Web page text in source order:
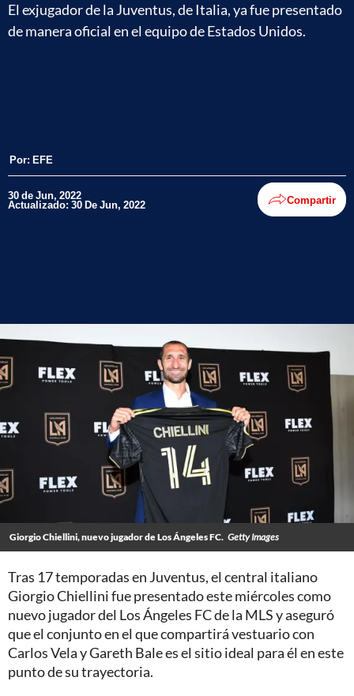
El exjugador de la Juventus, de Italia, ya fue presentado
de manera oficial en el equipo de Estados Unidos.
Por: EFE
30 de Jun, 2022
Actualizado: 30 De Jun, 2022 Compartir
Giorgio Chiellini, nuevo jugador de Los Ángeles FC. Getty Images
Tras 17 temporadas en Juventus, el central italiano
Giorgio Chiellini fue presentado este miércoles como
nuevo jugador del Los Ángeles FC de la MLS y aseguró
que el conjunto en el que compartirá vestuario con
Carlos Vela y Gareth Bale es el sitio ideal para él en este
punto de su trayectoria.